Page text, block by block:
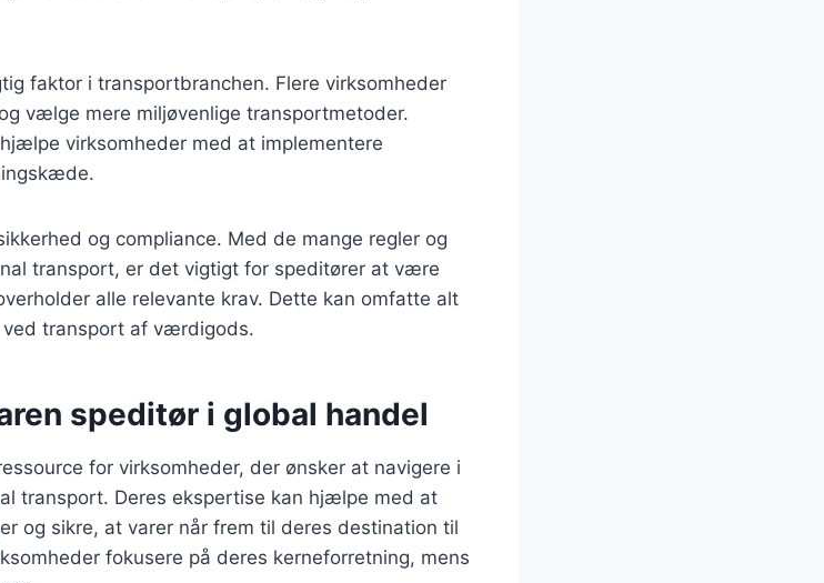
faktor i transportbranchen. Flere virksomheder
vælge mere miljøvenlige transportmetoder.
virksomheder med at implementere
og compliance. Med de mange regler og
transport, er det vigtigt for speditører at være
alle relevante krav. Dette kan omfatte alt
transport af værdigods.
speditør i global handel
for virksomheder, der ønsker at navigere i
transport. Deres ekspertise kan hjælpe med at
og sikre, at varer når frem til deres destination til
fokusere på deres kerneforretning, mens